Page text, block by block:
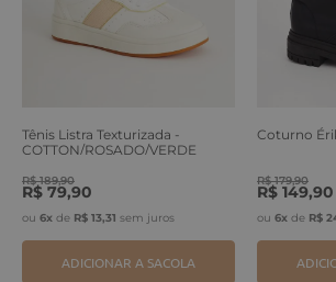
Tênis Listra Texturizada -
COTTON/ROSADO/VERDE
R$ 189,90
R$ 79,90
ou 6x de R$ 13,31 sem juros
ADICIONAR A SACOLA
Coturno
R$ 179,90
R$ 149,90
ou 6x de R$